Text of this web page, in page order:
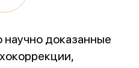
научно доказанные